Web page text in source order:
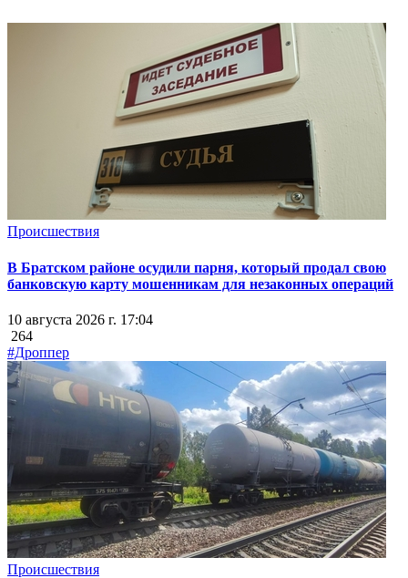
Происшествия
В Братском районе осудили парня, который продал свою
банковскую карту мошенникам для незаконных операций
10 августа 2026 г. 17:04
264
#Дроппер
Происшествия